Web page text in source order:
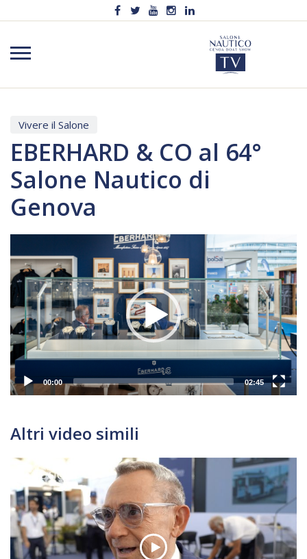
Vivere il Salone
EBERHARD & CO al 64°
Salone Nautico di
Genova
Player
00:00 02:45
Altri video simili